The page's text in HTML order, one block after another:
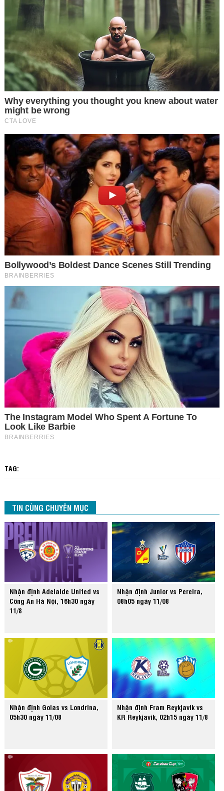
TAG:
TIN CÙNG CHUYÊN MỤC
Nhận định Adelaide United vs
Công An Hà Nội, 16h30 ngày
11/8
Nhận định Junior vs Pereira,
08h05 ngày 11/08
Nhận định Goias vs Londrina,
05h30 ngày 11/08
Nhận định Fram Reykjavik vs
KR Reykjavik, 02h15 ngày 11/8